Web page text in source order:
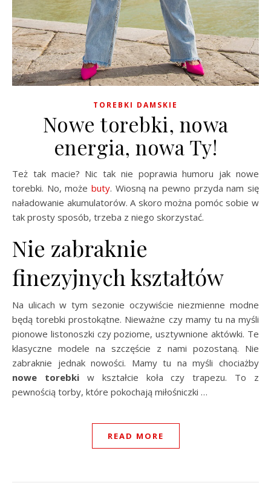
TOREBKI DAMSKIE
Nowe torebki, nowa
energia, nowa Ty!
Też tak macie? Nic tak nie poprawia humoru jak nowe
torebki. No, może buty. Wiosną na pewno przyda nam się
naładowanie akumulatorów. A skoro można pomóc sobie w
tak prosty sposób, trzeba z niego skorzystać.
Nie zabraknie
finezyjnych kształtów
Na ulicach w tym sezonie oczywiście niezmienne modne
będą torebki prostokątne. Nieważne czy mamy tu na myśli
pionowe listonoszki czy poziome, usztywnione aktówki. Te
klasyczne modele na szczęście z nami pozostaną. Nie
zabraknie jednak nowości. Mamy tu na myśli chociażby
nowe torebkiw kształcie koła czy trapezu. To z
pewnością torby, które pokochają miłośniczki …
READ MORE